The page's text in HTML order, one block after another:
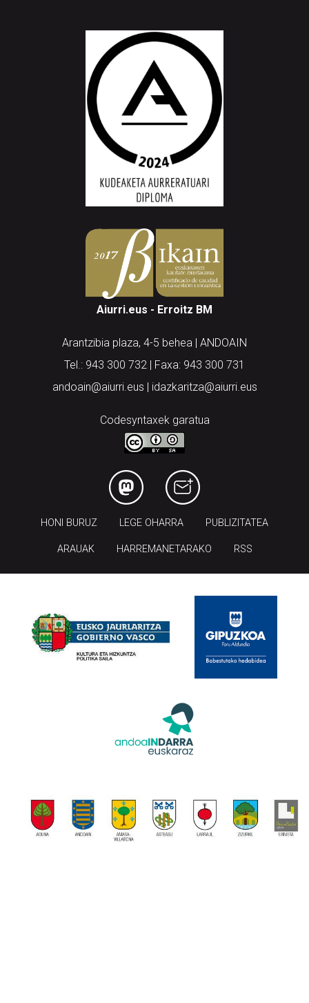
Aiurri.eus - Erroitz BM
Arantzibia plaza, 4-5 behea | ANDOAIN
Tel.: 943 300 732 | Faxa: 943 300 731
andoain@aiurri.eus | idazkaritza@aiurri.eus
Codesyntaxek garatua
HONI BURUZ LEGE OHARRA PUBLIZITATEA
ARAUAK HARREMANETARAKO RSS